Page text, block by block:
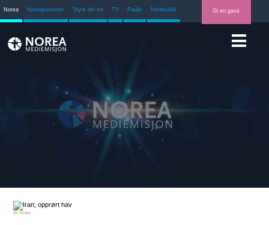
Norea Noreapastoren Styrk din tro TV Radio Nettbutikk Gi en gave
Norea